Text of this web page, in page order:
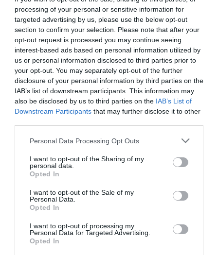
processing of your personal or sensitive information for
targeted advertising by us, please use the below opt-out
section to confirm your selection. Please note that after your
opt-out request is processed you may continue seeing
interest-based ads based on personal information utilized by
us or personal information disclosed to third parties prior to
your opt-out. You may separately opt-out of the further
disclosure of your personal information by third parties on the
IAB’s list of downstream participants. This information may
also be disclosed by us to third parties on the IAB’s List of
Downstream Participants that may further disclose it to other
Please note that this website/app uses one or more Google
not limited to your visit or usage behaviour. You may click to
grant or deny consent to Google and its third-party tags to
use your data for below specified purposes in below Google
consent section.
Personal Data Processing Opt Outs
I want to opt-out of the Sharing of my
personal data.
Opted In
I want to opt-out of the Sale of my
Personal Data.
Opted In
I want to opt-out of processing my
Personal Data for Targeted Advertising.
Opted In
Ακίνητα: «Βροχή» μεταβιβάσεων και φόρων – Πού
στρέφει το βλέμμα της η ΑΑΔΕ
Το ακατάσχετο όριο των 1600 ευρώ μονόδρομος
για ιδιωτικό χρέος και πολίτες
Ακολουθήστε το Lykavitos.gr
στο Google News
και μάθετε πρώτοι όλες τις
ειδήσεις
Ποιο λάθος κάνουμε όταν κόβουμε το καρπούζι
Θρίλερ στον Λυκαβηττό: Εξετάζεται η διαδρομή της
Ρέθυμνο: Άγριος ξυλοδαρμός 51χρονου Βρετανού – Πέντε